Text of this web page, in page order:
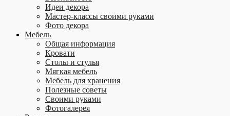
Идеи декора
Мастер-классы своими руками
Фото декора
Мебель
Общая информация
Кровати
Столы и стулья
Мягкая мебель
Мебель для хранения
Полезные советы
Своими руками
Фотогалерея